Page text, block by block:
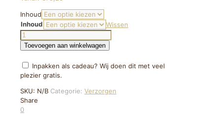
Inhoud
Inhoud
Wissen
GUERLAIN
ABEILLE
ROYALE
YOUTH
WATERY
OIL
SERUM
aantal
Toevoegen aan winkelwagen
Inpakken als cadeau? Wij doen dit met veel
plezier gratis.
SKU: N/B Categorie: Verzorgen
Share
0